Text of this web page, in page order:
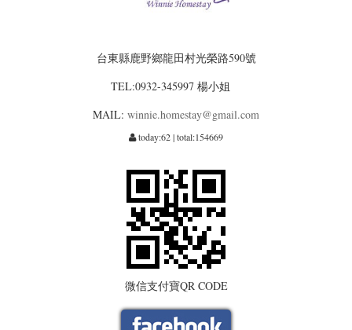
台東縣鹿野鄉龍田村光榮路590號
TEL:0932-345997 楊小姐
MAIL: winnie.homestay@gmail.com
today:62 | total:154669
微信支付寶QR CODE